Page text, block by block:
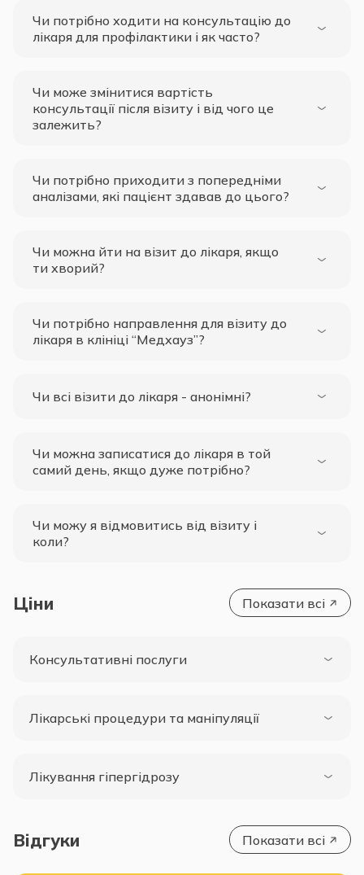
Чи потрібно ходити на консультацію до
лікаря для профілактики і як часто?
Чи може змінитися вартість
консультації після візиту і від чого це
залежить?
Чи потрібно приходити з попередніми
аналізами, які пацієнт здавав до цього?
Чи можна йти на візит до лікаря, якщо
ти хворий?
Чи потрібно направлення для візиту до
лікаря в клініці “Медхауз”?
Чи всі візити до лікаря - анонімні?
Чи можна записатися до лікаря в той
самий день, якщо дуже потрібно?
Чи можу я відмовитись від візиту і
коли?
Ціни Показати всі
Консультативні послуги
Лікарські процедури та маніпуляції
Лікування гіпергідрозу
Відгуки Показати всі